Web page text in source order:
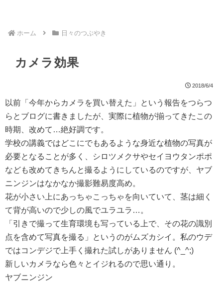
ホーム 日々のつぶやき
カメラ効果
2018/6/4
以前「今年からカメラを買い替えた」という報告をつらつ
らとブログに書きましたが、実際に植物が揃ってきたこの
時期、改めて…絶好調です。
学校の講義ではどこにでもあるような身近な植物の写真が
必要となることが多く、シロツメクサやセイヨウタンポポ
なども改めてきちんと撮るようにしているのですが、ヤブ
ニンジンはなかなか撮影難易度高め。
花が小さい上にあっちゃこっちゃを向いていて、茎は細く
て背が高いので少しの風でユラユラ…。
「引きで撮って生育環境も写っている上で、その花の識別
点を含めて写真を撮る」というのがムズカシイ。私のウデ
ではコンデジで上手く撮れた試しがありません (^_^;)
新しいカメラなら色々とイジれるので思い通り。
ヤブニンジン